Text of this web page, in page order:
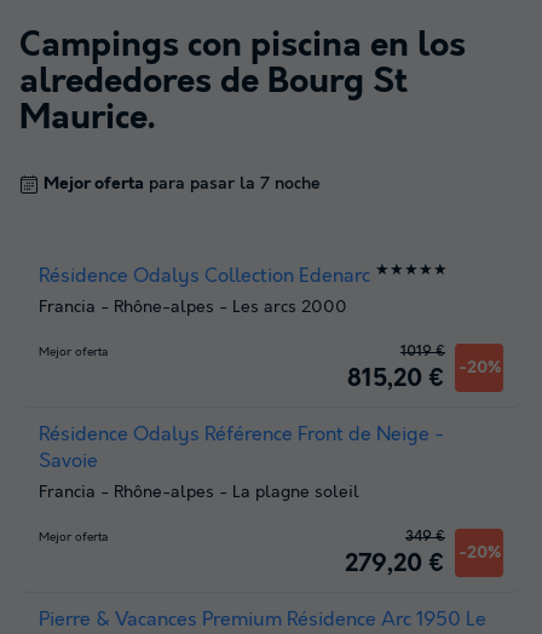
Campings con piscina en los
alrededores de Bourg St
Maurice.
Mejor oferta para pasar la 7 noche
Résidence Odalys Collection Edenarc ★★★★★
Francia - Rhône-alpes - Les arcs 2000
Mejor oferta
815,20 € -20%
1019 €
Résidence Odalys Référence Front de Neige -
Savoie
Francia - Rhône-alpes - La plagne soleil
Mejor oferta
279,20 € -20%
349 €
Pierre & Vacances Premium Résidence Arc 1950 Le